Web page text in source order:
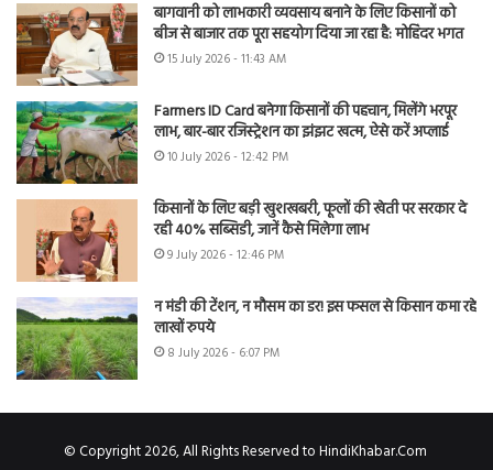
बागवानी को लाभकारी व्यवसाय बनाने के लिए किसानों को
बीज से बाजार तक पूरा सहयोग दिया जा रहा है: मोहिंदर भगत
15 July 2026 - 11:43 AM
Farmers ID Card बनेगा किसानों की पहचान, मिलेंगे भरपूर
लाभ, बार-बार रजिस्ट्रेशन का झंझट खत्म, ऐसे करें अप्लाई
10 July 2026 - 12:42 PM
किसानों के लिए बड़ी खुशखबरी, फूलों की खेती पर सरकार दे
रही 40% सब्सिडी, जानें कैसे मिलेगा लाभ
9 July 2026 - 12:46 PM
न मंडी की टेंशन, न मौसम का डर! इस फसल से किसान कमा रहे
लाखों रुपये
8 July 2026 - 6:07 PM
© Copyright 2026, All Rights Reserved to HindiKhabar.Com